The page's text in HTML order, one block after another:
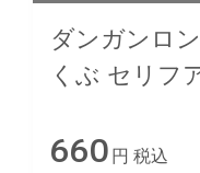
ダンガンロ
くぶ セリフ
660 円 税込